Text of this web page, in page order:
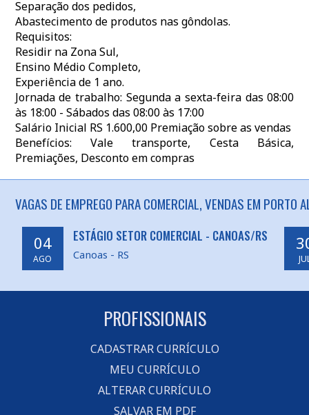
Separação dos pedidos,
Abastecimento de produtos nas gôndolas.
Requisitos:
Residir na Zona Sul,
Ensino Médio Completo,
Experiência de 1 ano.
Jornada de trabalho: Segunda a sexta-feira das 08:00
às 18:00 - Sábados das 08:00 às 17:00
Salário Inicial RS 1.600,00 Premiação sobre as vendas
Benefícios: Vale transporte, Cesta Básica,
Premiações, Desconto em compras
VAGAS DE EMPREGO PARA COMERCIAL, VENDAS EM PORTO
04
AGO
ESTÁGIO SETOR COMERCIAL - CANOAS/RS
Canoas - RS
PROFISSIONAIS
CADASTRAR CURRÍCULO
MEU CURRÍCULO
ALTERAR CURRÍCULO
SALVAR EM PDF